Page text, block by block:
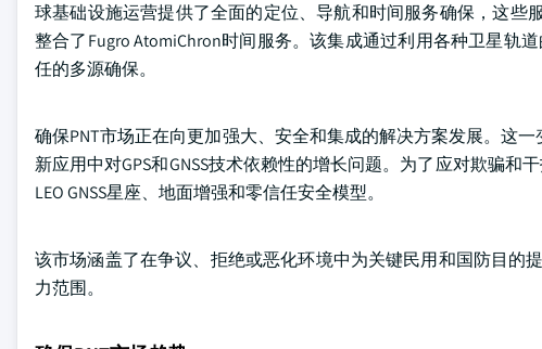
球基础设施运营提供了全面的定位、导航和时间服务确保，这些
整合了Fugro AtomiChron时间服务。该集成通过利用各种卫星轨
任的多源确保。
确保PNT市场正在向更加强大、安全和集成的解决方案发展。这
新应用中对GPS和GNSS技术依赖性的增长问题。为了应对欺骗和
LEO GNSS星座、地面增强和零信任安全模型。
该市场涵盖了在争议、拒绝或恶化环境中为关键民用和国防目的
力范围。